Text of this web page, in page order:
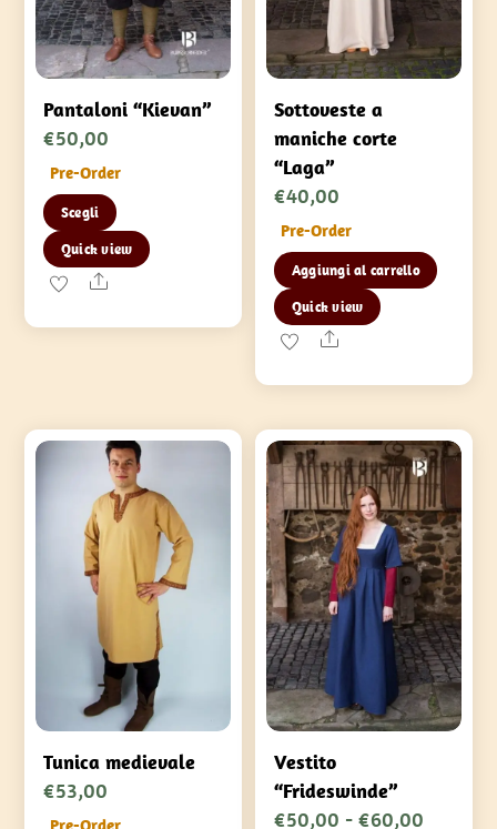
Pantaloni “Kievan”
€50,00
Pre-Order
Scegli
prodotto
ha
varianti.
essere
scelte
nella
pagina
del
prodotto
Quick view
Share
Sottoveste a
maniche corte
“Laga”
€40,00
Pre-Order
Aggiungi al carrello
Quick view
Share
Tunica medievale
€53,00
Vestito
“Frideswinde”
€50,00 - €60,00